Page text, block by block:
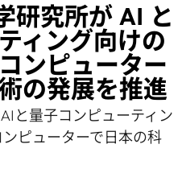
研究所が AI と
ィング向けの
ンピューター
の発展を推進
と量子コンピューティン
ピューターで日本の科